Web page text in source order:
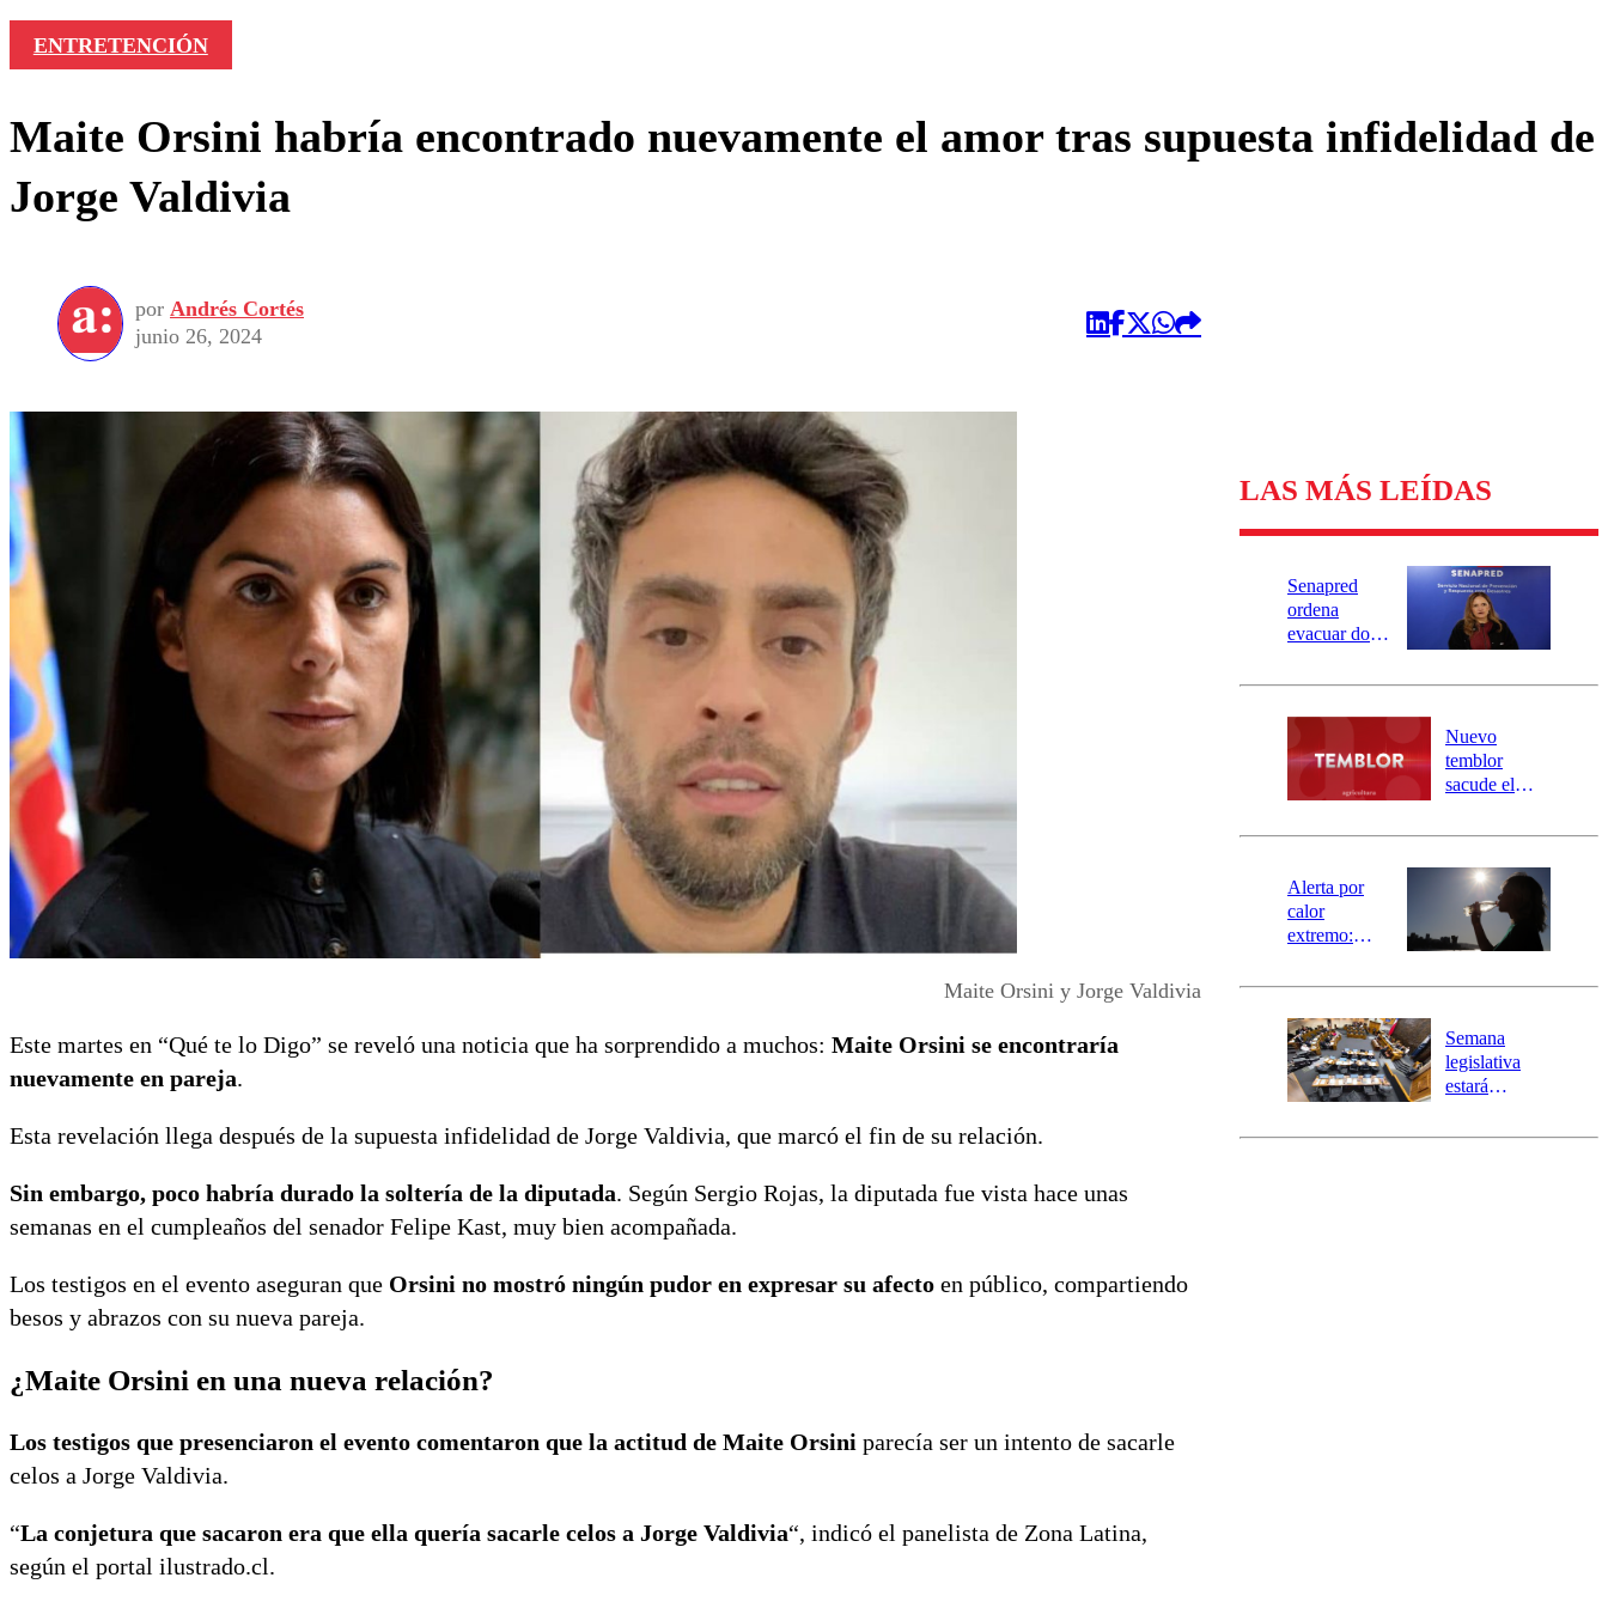
ENTRETENCIÓN
Maite Orsini habría encontrado nuevamente el amor tras supuesta infidelidad de
Jorge Valdivia
por Andrés Cortés
junio 26, 2024
Maite Orsini y Jorge Valdivia
Este martes en “Qué te lo Digo” se reveló una noticia que ha sorprendido a muchos: Maite Orsini se encontraría
nuevamente en pareja.
Esta revelación llega después de la supuesta infidelidad de Jorge Valdivia, que marcó el fin de su relación.
Sin embargo, poco habría durado la soltería de la diputada. Según Sergio Rojas, la diputada fue vista hace unas
semanas en el cumpleaños del senador Felipe Kast, muy bien acompañada.
Los testigos en el evento aseguran que Orsini no mostró ningún pudor en expresar su afecto en público, compartiendo
besos y abrazos con su nueva pareja.
¿Maite Orsini en una nueva relación?
Los testigos que presenciaron el evento comentaron que la actitud de Maite Orsini parecía ser un intento de sacarle
celos a Jorge Valdivia.
“La conjetura que sacaron era que ella quería sacarle celos a Jorge Valdivia“, indicó el panelista de Zona Latina,
según el portal ilustrado.cl.
LAS MÁS LEÍDAS
Senapred
ordena
evacuar dos
Carahue por
río Damas:
activa
mensajería
SAE
Nuevo
temblor
sacude el
revisa la
epicentro
Alerta por
calor
extremo:
activa Alerta
Preventiva en
tres comunas
Semana
legislativa
estará
el fin de la